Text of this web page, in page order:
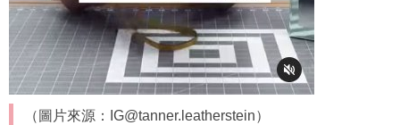
（圖片來源：IG@tanner.leatherstein）